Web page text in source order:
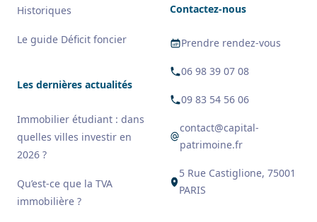
Historiques
Le guide Déficit foncier
Les dernières actualités
Immobilier étudiant : dans
quelles villes investir en
2026 ?
Qu’est-ce que la TVA
immobilière ?
Contactez-nous
Prendre rendez-vous
06 98 39 07 08
09 83 54 56 06
contact@capital-
patrimoine.fr
5 Rue Castiglione, 75001
PARIS